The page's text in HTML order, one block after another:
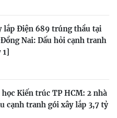
lắp Điện 689 trúng thầu tại
Nai: Dấu hỏi cạnh tranh
1]
Kiến trúc TP HCM: 2 nhà
cạnh tranh gói xây lắp 3,7 tỷ